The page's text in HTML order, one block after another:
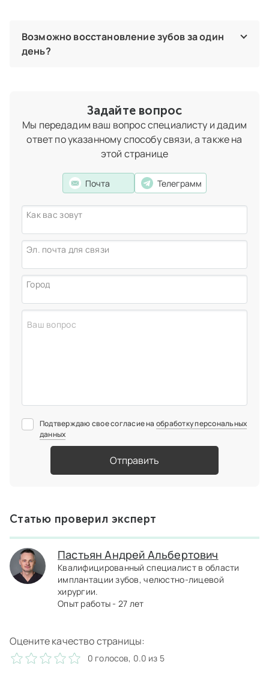
Возможно восстановление зубов за один
день?
лечения за одно посещение.
Пастьян Андрей Альбертович
хирург‑имплантолог,стоматолог‑хирург,врач
высшей категории
Задайте вопрос
Мы передадим ваш вопрос специалисту и дадим
ответ по указанному способу связи, а также на
этой странице
Почта Телеграмм
Как вас зовут
Эл. почта для связи
Город
Подтверждаю свое согласие на обработку персональных
данных
Отправить
Статью проверил эксперт
Пастьян Андрей Альбертович
Квалифицированный специалист в области
имплантации зубов, челюстно-лицевой
хирургии.
Опыт работы - 27 лет
Оцените качество страницы:
0 голосов, 0.0 из 5